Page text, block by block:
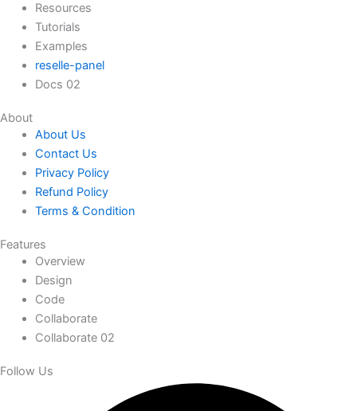
Resources
Tutorials
Examples
reselle-panel
Docs 02
About
About Us
Contact Us
Privacy Policy
Refund Policy
Terms & Condition
Features
Overview
Design
Code
Collaborate
Collaborate 02
Follow Us